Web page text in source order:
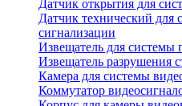
Датчик открытия для
Датчик технический для
сигнализации
Извещатель для системы
Извещатель разрушения
Камера для системы
Коммутатор